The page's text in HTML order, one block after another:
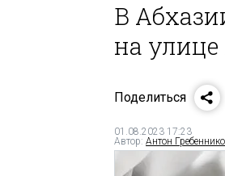
В
на
Поделиться
01.08.2023 17:23
Автор: Антон